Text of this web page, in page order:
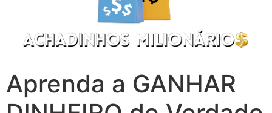
Aprenda a GANHAR